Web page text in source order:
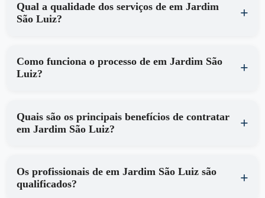
Qual a qualidade dos serviços de em Jardim
São Luiz?
Como funciona o processo de em Jardim São
Luiz?
Quais são os principais benefícios de contratar
em Jardim São Luiz?
Os profissionais de em Jardim São Luiz são
qualificados?